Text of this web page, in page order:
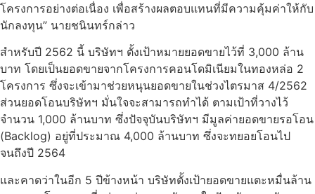
โครงการอย่างต่อเนื่อง เพื่อสร้างผลตอบแทนที่มีความคุ้มค่าให้กับ
นักลงทุน” นายชนินทร์กล่าว
สำหรับปี 2562 นี้ บริษัทฯ ตั้งเป้าหมายยอดขายไว้ที่ 3,000 ล้าน
บาท โดยเป็นยอดขายจากโครงการคอนโดมิเนียมในทองหล่อ 2
โครงการ ซึ่งจะเข้ามาช่วยหนุนยอดขายในช่วงไตรมาส 4/2562
ส่วนยอดโอนบริษัทฯ มั่นใจจะสามารถทำได้ ตามเป้าที่วางไว้
จำนวน 1,000 ล้านบาท ซึ่งปัจจุบันบริษัทฯ มีมูลค่ายอดขายรอโอน
(Backlog) อยู่ที่ประมาณ 4,000 ล้านบาท ซึ่งจะทยอยโอนไป
จนถึงปี 2564
และคาดว่าในอีก 5 ปีข้างหน้า บริษัทตั้งเป้ายอดขายแตะหมื่นล้าน